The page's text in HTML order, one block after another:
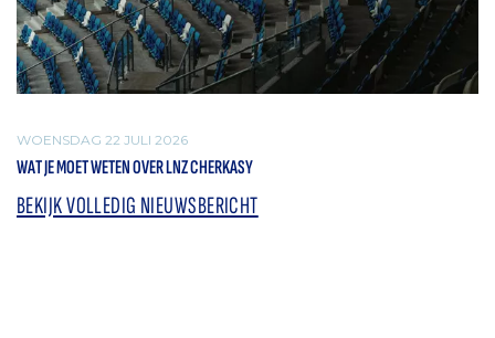
WOENSDAG 22 JULI 2026
WAT JE MOET WETEN OVER LNZ CHERKASY
BEKIJK VOLLEDIG NIEUWSBERICHT